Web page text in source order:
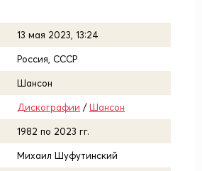
13 мая 2023, 13:24
Россия, СССР
Шансон
Дискографии /Шансон
1982 по 2023 гг.
Михаил Шуфутинский